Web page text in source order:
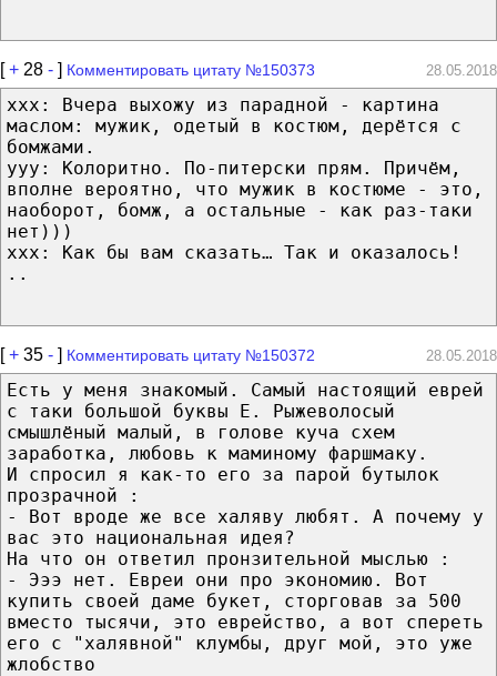
[+ 28 - ] Комментировать цитату №150373 28.05.2018
xxx: Вчера выхожу из парадной - картина
маслом: мужик, одетый в костюм, дерётся с
бомжами.
yyy: Колоритно. По-питерски прям. Причём,
вполне вероятно, что мужик в костюме - это,
наоборот, бомж, а остальные - как раз-таки
нет)))
xxx: Как бы вам сказать… Так и оказалось!
..
[+ 35 - ] Комментировать цитату №150372 28.05.2018
Есть у меня знакомый. Самый настоящий еврей
с таки большой буквы Е. Рыжеволосый
смышлёный малый, в голове куча схем
заработка, любовь к маминому фаршмаку.
И спросил я как-то его за парой бутылок
прозрачной :
- Вот вроде же все халяву любят. А почему у
вас это национальная идея?
На что он ответил пронзительной мыслью :
- Эээ нет. Евреи они про экономию. Вот
купить своей даме букет, сторговав за 500
вместо тысячи, это еврейство, а вот спереть
его с "халявной" клумбы, друг мой, это уже
жлобство